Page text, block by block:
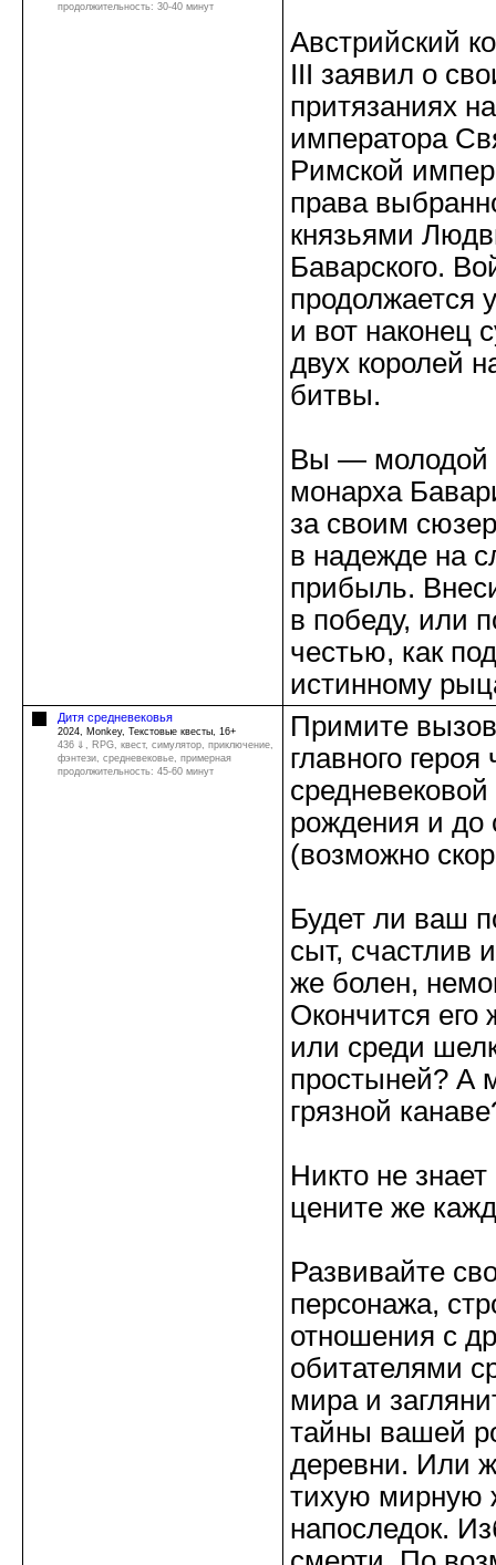
продолжительность: 30-40 минут
Австрийский
III заявил о
притязаниях
императора
Римской
права
князьями
Баварского.
продолжается
и вот наконец
двух королей
битвы.
Вы — молодой
монарха
за своим
в надежде на
прибыль.
в победу, или
честью, как
истинному
Дитя средневековья
2024, Monkey, Текстовые квесты, 16+
436 ⇓, RPG, квест, симулятор, приключение,
фэнтези, средневековье, примерная
продолжительность: 45-60 минут
Примите
главного
рождения и до
(возможно
Будет ли ваш
сыт, счастлив
же болен,
Окончится его
или среди
простыней? А
грязной
Никто не
цените же
Развивайте
персонажа,
отношения с
обитателями
мира и
тайны вашей
деревни. Или
тихую мирную
напоследок.